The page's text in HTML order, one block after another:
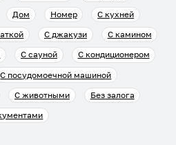
Дом Номер
С кухней
С джакузи
С камином
С сауной
С кондиционером
С посудомоечной машиной
С животными
Без залога